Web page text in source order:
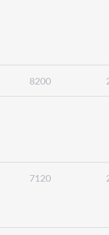
8200
7120